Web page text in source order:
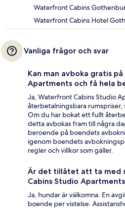
Waterfront Cabins
Waterfront Cabins Hotel
Vanliga frågor och svar
Kan man avboka gratis
Apartments och få hela
Ja, Waterfront Cabins Studio
återbetalningsbara rumspriser,
Om du har bokat ett fullt
detta avbokas fram till några
beroende på boendets
igenom boendets
regler och villkor som gäller.
Är det tillåtet att ta med
Cabins Studio
Ja, hundar är välkomna. En
boende per vistelse.